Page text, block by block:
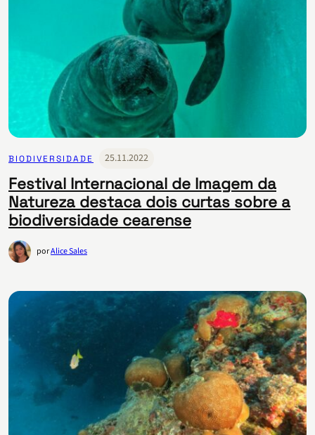
BIODIVERSIDADE 25.11.2022
Festival Internacional de Imagem da
Natureza destaca dois curtas sobre a
biodiversidade cearense
porAlice Sales